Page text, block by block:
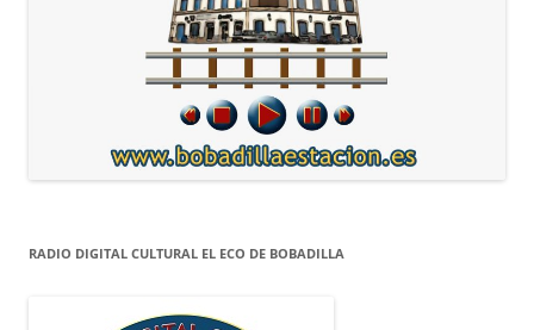
RADIO DIGITAL CULTURAL EL ECO DE BOBADILLA